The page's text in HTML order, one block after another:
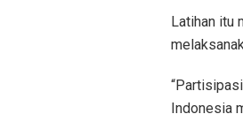
Latihan itu
Indonesia